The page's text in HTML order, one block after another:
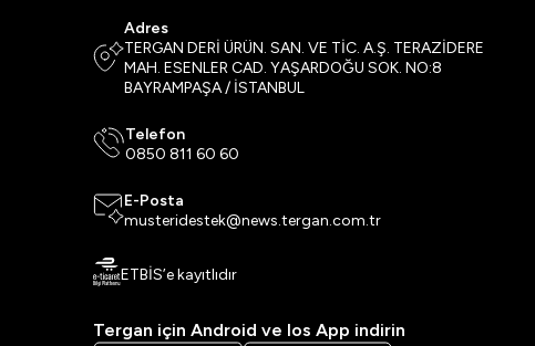
Adres
TERGAN DERİ ÜRÜN. SAN. VE TİC. A.Ş. TERAZİDERE
MAH. ESENLER CAD. YAŞARDOĞU SOK. NO:8
BAYRAMPAŞA / İSTANBUL
Telefon
0850 811 60 60
E-Posta
musteridestek@news.tergan.com.tr
ETBİS’e kayıtlıdır
Tergan için Android ve Ios App indirin